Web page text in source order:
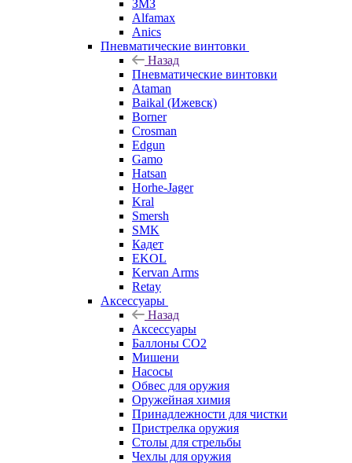
ЗМЗ
Alfamax
Anics
Пневматические винтовки
Назад
Пневматические винтовки
Ataman
Baikal (Ижевск)
Borner
Crosman
Edgun
Gamo
Hatsan
Horhe-Jager
Kral
Smersh
SMK
Кадет
EKOL
Kervan Arms
Retay
Аксессуары
Назад
Аксессуары
Баллоны СО2
Мишени
Насосы
Обвес для оружия
Оружейная химия
Принадлежности для чистки
Пристрелка оружия
Столы для стрельбы
Чехлы для оружия